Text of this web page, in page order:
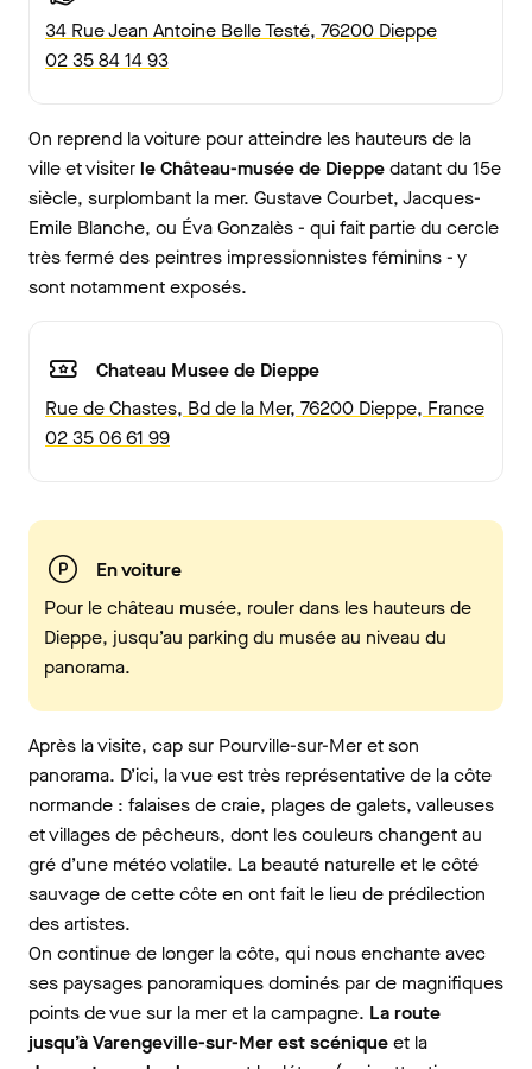
34 Rue Jean Antoine Belle Testé, 76200 Dieppe
02 35 84 14 93
On reprend la voiture pour atteindre les hauteurs de la
ville et visiterle Château-musée de Dieppedatant du 15e
siècle, surplombant la mer. Gustave Courbet, Jacques-
Emile Blanche, ou Éva Gonzalès - qui fait partie du cercle
très fermé des peintres impressionnistes féminins - y
sont notamment exposés.
Chateau Musee de Dieppe
Rue de Chastes, Bd de la Mer, 76200 Dieppe, France
02 35 06 61 99
En voiture
Pour le château musée, rouler dans les hauteurs de
Dieppe, jusqu’au parking du musée au niveau du
panorama.
Après la visite, cap sur Pourville-sur-Mer et son
panorama. D’ici, la vue est très représentative de la côte
normande : falaises de craie, plages de galets, valleuses
et villages de pêcheurs, dont les couleurs changent au
gré d’une météo volatile. La beauté naturelle et le côté
sauvage de cette côte en ont fait le lieu de prédilection
des artistes.
On continue de longer la côte, qui nous enchante avec
ses paysages panoramiques dominés par de magnifiques
points de vue sur la mer et la campagne. La route
jusqu’à Varengeville-sur-Mer est scéniqueet la